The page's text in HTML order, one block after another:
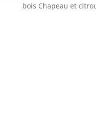
bois Chapeau et